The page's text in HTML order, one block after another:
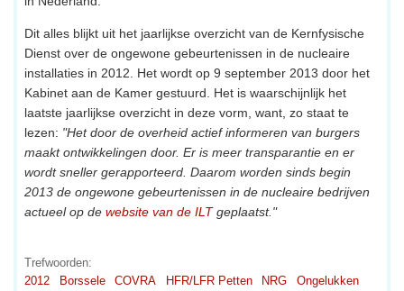
Dit alles blijkt uit het jaarlijkse overzicht van de Kernfysische
Dienst over de ongewone gebeurtenissen in de nucleaire
installaties in 2012. Het wordt op 9 september 2013 door het
Kabinet aan de Kamer gestuurd. Het is waarschijnlijk het
laatste jaarlijkse overzicht in deze vorm, want, zo staat te
lezen: "Het door de overheid actief informeren van burgers
maakt ontwikkelingen door. Er is meer transparantie en er
wordt sneller gerapporteerd. Daarom worden sinds begin
2013 de ongewone gebeurtenissen in de nucleaire bedrijven
actueel op de website van de ILTgeplaatst."
Trefwoorden:
2012
Borssele COVRA HFR/LFR Petten NRG
Ongelukken